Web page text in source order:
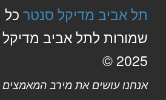
תל אביב מדיקל סנטר כל
2025 ©
אנחנו עושים את מירב